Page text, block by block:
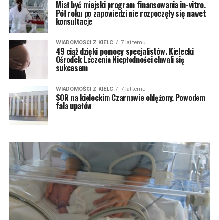
Miał być miejski program finansowania in-vitro.
Pół roku po zapowiedzi nie rozpoczęły się nawet
konsultacje
WIADOMOŚCI Z KIELC 7 lat temu
49 ciąż dzięki pomocy specjalistów. Kielecki
Ośrodek Leczenia Niepłodności chwali się
sukcesem
WIADOMOŚCI Z KIELC 7 lat temu
SOR na kieleckim Czarnowie oblężony. Powodem
fala upałów